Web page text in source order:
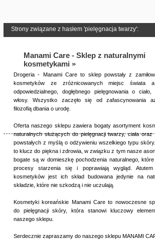
Strony związane z hasłem 'pielęgnacja twarzy':
Manami Care - Sklep z naturalnymi
kosmetykami »
Drogeria - Manami Care to sklep powstały z
kosmetyków ze zróżnicowanych miejsc świata
odpowiedzialnego, dogłębnego pielęgnowania o
włosy. Wszystko zaczęło się od zafascynowania
filozofią dbania o urodę.
Oferta naszego sklepu zawiera bogaty asortyment
naturalnych służących do pielęgnacji twarzy, ciała oraz
powstałych z myślą o odżywieniu wszelkiego typu
to klucz do piękna i zdrowia, w związku z tym nasze
bogate są w domieszkę pochodzenia naturalnego,
procesy starzenia się i poprawiają wygląd.
kosmetyków jest ich skład budowana jedynie na
składzie, które nie szkodzą i nie uczulają.
Kosmetyki koreańskie Manami Care to nowoczesne
do pielęgnacji skóry, która stanowi kluczowy
naszego sklepu.
Serdecznie zapraszamy do naszego sklepu MANAMI